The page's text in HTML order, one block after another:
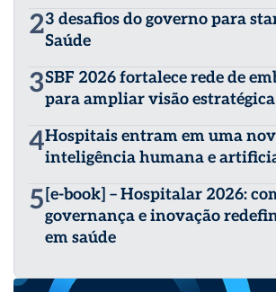
23 desafios do governo para
Saúde
3SBF 2026 fortalece rede de
para ampliar visão estratégica
4Hospitais entram em uma
inteligência humana e
5 [e-book] – Hospitalar 2026:
governança e inovação
em saúde